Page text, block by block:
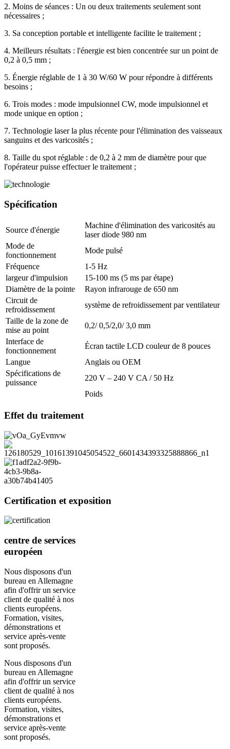
2. Moins de séances : Un ou deux traitements seulement sont
nécessaires ;
3. Sa conception portable et intelligente facilite le traitement ;
4. Meilleurs résultats : l'énergie est bien concentrée sur un point de
0,2 à 0,5 mm ;
5. Énergie réglable de 1 à 30 W/60 W pour répondre à différents
besoins ;
6. Trois modes : mode impulsionnel CW, mode impulsionnel et
mode unique en option ;
7. Technologie laser la plus récente pour l'élimination des vaisseaux
sanguins et des varicosités ;
8. Taille du spot réglable : de 0,2 à 2 mm de diamètre pour que
l'opérateur puisse effectuer le traitement ;
Spécification
Source d'énergie
Machine d'élimination des varicosités au
laser diode 980 nm
Mode de
fonctionnement
Mode pulsé
Fréquence
1-5 Hz
largeur d'impulsion
15-100 ms (5 ms par étape)
Diamètre de la pointe
Rayon infrarouge de 650 nm
Circuit de
refroidissement
système de refroidissement par ventilateur
Taille de la zone de
mise au point
0,2/ 0,5/2,0/ 3,0 mm
Interface de
fonctionnement
Écran tactile LCD couleur de 8 pouces
Langue
Anglais ou OEM
Spécifications de
puissance
220 V – 240 V CA / 50 Hz
Poids
Effet du traitement
Certification et exposition
centre de services
européen
Nous disposons d'un
bureau en Allemagne
afin d'offrir un service
client de qualité à nos
clients européens.
Formation, visites,
démonstrations et
service après-vente
sont proposés.
Nous disposons d'un
bureau en Allemagne
afin d'offrir un service
client de qualité à nos
clients européens.
Formation, visites,
démonstrations et
service après-vente
sont proposés.